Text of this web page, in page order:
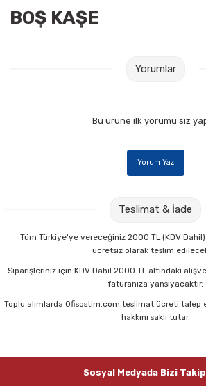
Daksiller
Kaşe
Yapıştırıcılar
Guaj
Kuru
Mum
Parmak
BOŞ KAŞE
Yorumlar
Bu ürüne ilk yorumu siz
Yorum Yaz
Teslimat & İade
Tüm Türkiye'ye vereceğiniz 2000 TL (KDV
ücretsiz olarak teslim
Siparişleriniz için KDV Dahil 2000 TL altındaki
faturanıza yansıyacaktır.
Toplu alımlarda Ofisostim.com teslimat ücreti
hakkını saklı tutar.
Sosyal Medyada Bizi